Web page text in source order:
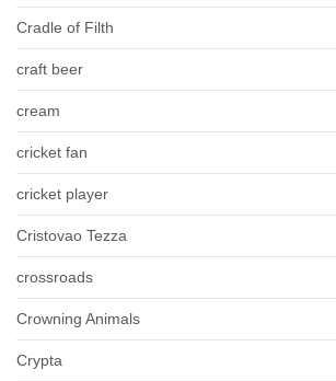
Cradle of Filth
craft beer
cream
cricket fan
cricket player
Cristovao Tezza
crossroads
Crowning Animals
Crypta